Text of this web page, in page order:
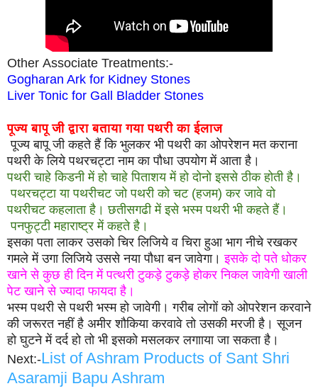
Other Associate Treatments:-
Gogharan Ark for Kidney Stones
Liver Tonic for Gall Bladder Stones
पूज्य बापू जी द्वारा बताया गया पथरी का ईलाज
पूज्य बापू जी कहते हैं कि भुलकर भी पथरी का ओपरेशन मत कराना
पथरी के लिये पथरचट्टा नाम का पौधा उपयोग में आता है।
पथरी चाहे किडनी में हो चाहे पिताशय में हो दोनो इससे ठीक होती है।
पथरचट्टा या पथरीचट जो पथरी को चट (हजम) कर जावे वो
पथरीचट कहलाता है। छतीसगढी में इसे भस्म पथरी भी कहते हैं।
पनफुट्टी महाराष्ट्र में कहते है।
इसका पता लाकर उसको चिर लिजिये व चिरा हुआ भाग नीचे रखकर
गमले में उगा लिजिये उससे नया पौधा बन जावेगा।इसके दो पते धोकर
खाने से कुछ ही दिन में पत्थरी टुकड़े टुकड़े होकर निकल जावेगी खाली
पेट खाने से ज्यादा फायदा है।
भस्म पथरी से पथरी भस्म हो जावेगी। गरीब लोगों को ओपरेशन करवाने
की जरूरत नहीं है अमीर शौकिया करवावे तो उसकी मरजी है। सूजन
हो घुटने में दर्द हो तो भी इसको मसलकर लगााया जा सकता है।
Next:-List of Ashram Products of Sant Shri
Asaramji Bapu Ashram